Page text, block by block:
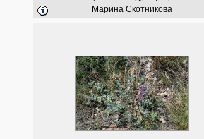
Марина Скотникова